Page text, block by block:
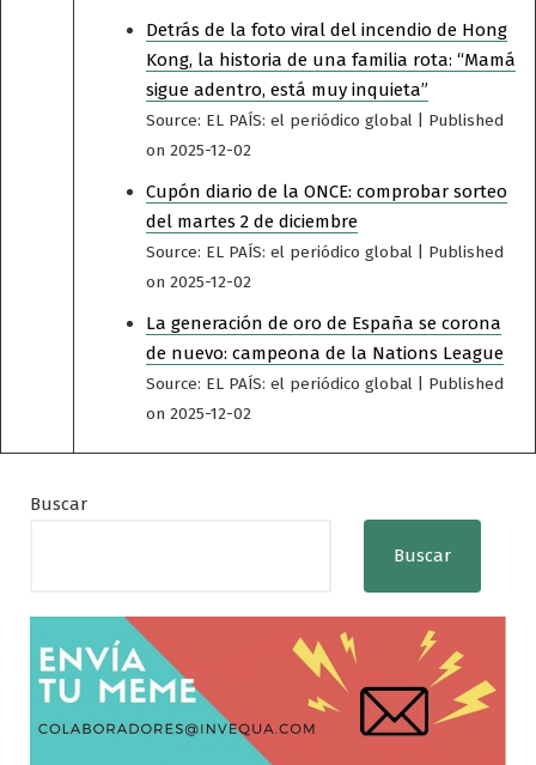
Detrás de la foto viral del incendio de Hong
Kong, la historia de una familia rota: “Mamá
sigue adentro, está muy inquieta”
Source: EL PAÍS: el periódico global
Published
on 2025-12-02
Cupón diario de la ONCE: comprobar sorteo
del martes 2 de diciembre
Source: EL PAÍS: el periódico global
Published
on 2025-12-02
La generación de oro de España se corona
de nuevo: campeona de la Nations League
Source: EL PAÍS: el periódico global
Published
on 2025-12-02
Buscar
Buscar